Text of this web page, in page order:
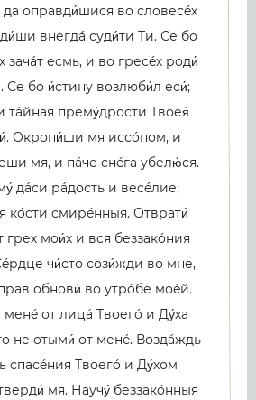
да оправди́шися во словесéх
внегдá суди́ти Ти. Се бо
зачáт есмь, и во гресéх роди́
Се бо и́стину возлюби́л еси́;
тáйная прему́дрости Твоея́
Окропи́ши мя иссóпом, и
мя, и пáче снéга убелю́ся.
дáси рáдость и весéлие;
кóсти смирéнныя. Отврати́
грех мои́х и вся беззакóния
чи́сто сози́жди во мне,
обнови́ во утрóбе моéй.
от лицá Твоегó и Ду́ха
не отыми́ от менé. Воздáждь
спасéния Твоегó и Ду́хом
мя. Научу́ беззакóнныя